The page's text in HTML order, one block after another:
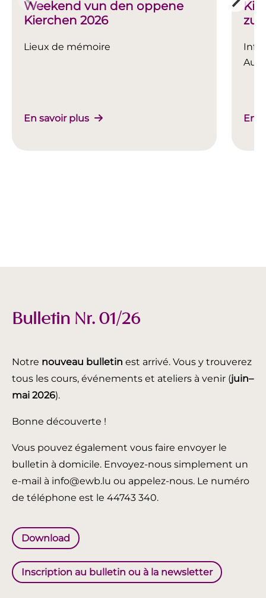
Weekend vun den oppene
Kierchen 2026
Lieux de mémoire
En savoir plus
zu
En
Bulletin Nr. 01/26
Notre nouveau bulletin est arrivé. Vous y trouverez
tous les cours, événements et ateliers à venir (juin–
mai 2026).
Bonne découverte !
Vous pouvez également vous faire envoyer le
bulletin à domicile. Envoyez-nous simplement un
e-mail à info@ewb.lu ou appelez-nous. Le numéro
de téléphone est le 44743 340.
Download
Inscription au bulletin ou à la newsletter